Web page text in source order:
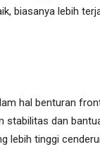
biasanya lebih
hal benturan
dan
lebih tinggi